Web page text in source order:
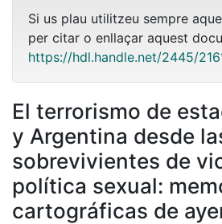
Si us plau utilitzeu sempre
per citar o enllaçar aquest
https://hdl.handle.net/2445/
El terrorismo de
y Argentina desde
sobrevivientes de
política sexual:
cartográficas de